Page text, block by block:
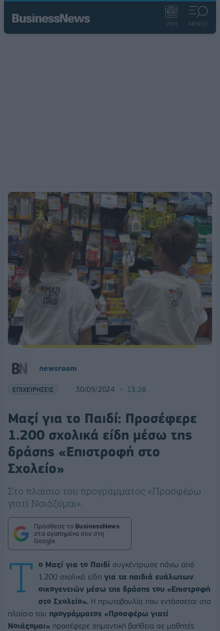
ΡΟΗ ΜΕΝΟΥ
newsroom
ΕΠΙΧΕΙΡΗΣΕΙΣ 30/09/2024 13:28
Μαζί για το Παιδί: Προσέφερε
1.200 σχολικά είδη μέσω της
δράσης «Επιστροφή στο
Σχολείο»
Στο πλαίσιο του προγράμματος «Προσφέρω
γιατί Νοιάζομαι».
Πρόσθεσε το BusinessNews
στα αγαπημένα σου στη
Google
Τ ο Μαζί για το Παιδί συγκέντρωσε πάνω από
1.200 σχολικά είδη για τα παιδιά ευάλωτων
οικογενειών μέσω της δράσης του «Επιστροφή
στο Σχολείο». Η πρωτοβουλία που εντάσσεται στο
πλαίσιο του προγράμματος «Προσφέρω γιατί
Νοιάζομαι» προσέφερε σημαντική βοήθεια σε μαθητές